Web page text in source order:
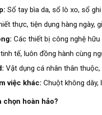
Sổ tay bìa da, sổ lò xo, sổ
thực, tiện dụng hàng ngày,
Các thiết bị công nghệ
tế, luôn đồng hành cùng
Vật dụng cá nhân thân thuộc,
việc khác: Chuột không
chọn hoàn hảo?